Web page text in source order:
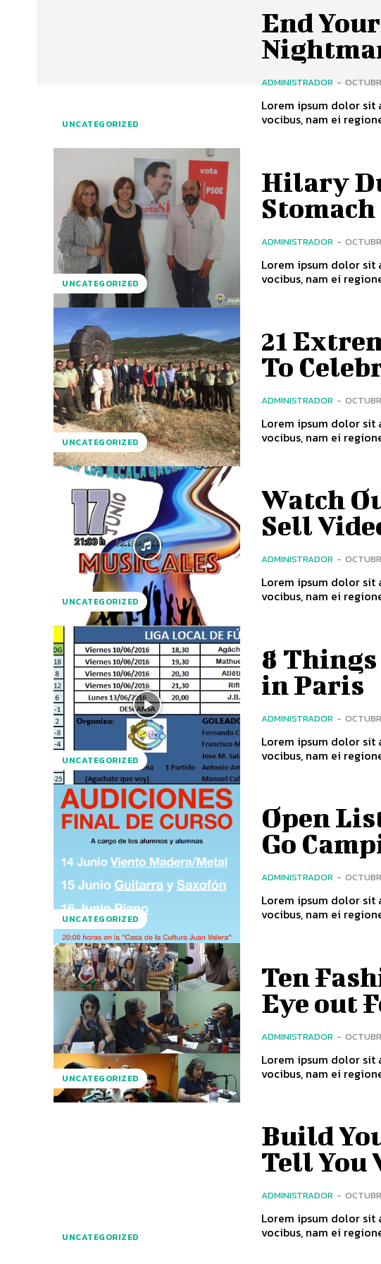
UNCATEGORIZED
End
ADMINISTRADOR -
Lorem ipsum dolor sit
vocibus, nam ei
UNCATEGORIZED
Hilary
Stomach
ADMINISTRADOR -
Lorem ipsum dolor sit
vocibus, nam ei
UNCATEGORIZED
21
To
ADMINISTRADOR -
Lorem ipsum dolor sit
vocibus, nam ei
UNCATEGORIZED
Watch
Sell
ADMINISTRADOR -
Lorem ipsum dolor sit
vocibus, nam ei
UNCATEGORIZED
8 Things
in Paris
ADMINISTRADOR -
Lorem ipsum dolor sit
vocibus, nam ei
UNCATEGORIZED
Open
Go
ADMINISTRADOR -
Lorem ipsum dolor sit
vocibus, nam ei
UNCATEGORIZED
Ten
Eye out
ADMINISTRADOR -
Lorem ipsum dolor sit
vocibus, nam ei
UNCATEGORIZED
Build
Tell You
ADMINISTRADOR -
Lorem ipsum dolor sit
vocibus, nam ei